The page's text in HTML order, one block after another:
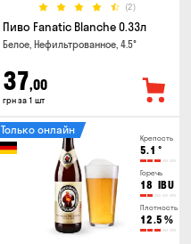
(2)
Пиво Fanatic Blanche 0.33л
Белое, Нефильтрованное, 4.5°
37,00
грн за 1 шт
Крепость
5.1 °
Горечь
18 IBU
Плотность
12.5 %
Только онлайн